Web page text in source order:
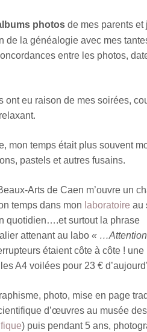
photos de mes parents et
la généalogie avec mes
entre les photos,
ont eu raison de mes soirées,
mon temps était plus souvent
pastels et autres fusains.
Arts de Caen m’ouvre un
temps dans mon laboratoire au
quotidien….et surtout la phrase
attenant au labo «
étaient côte à côte ! une
A4 voilées pour 23 €
photo, mise en page
d’œuvres au musée
) puis pendant 5 ans,